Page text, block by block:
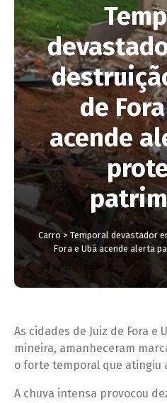
de
acende
Carro> Temporal devastador
Fora e Ubá acende alerta
As cidades de Juiz de Fora e
mineira, amanheceram
o forte temporal que atingiu
A chuva intensa provocou